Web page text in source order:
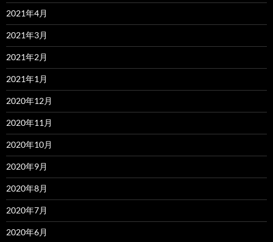
2021年4月
2021年3月
2021年2月
2021年1月
2020年12月
2020年11月
2020年10月
2020年9月
2020年8月
2020年7月
2020年6月